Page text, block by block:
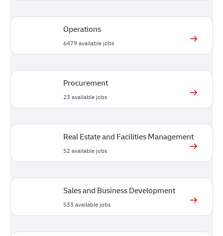
Operations
6479available jobs
Procurement
23 available jobs
Real Estate and Facilities Management
52 available jobs
Sales and Business Development
533 available jobs